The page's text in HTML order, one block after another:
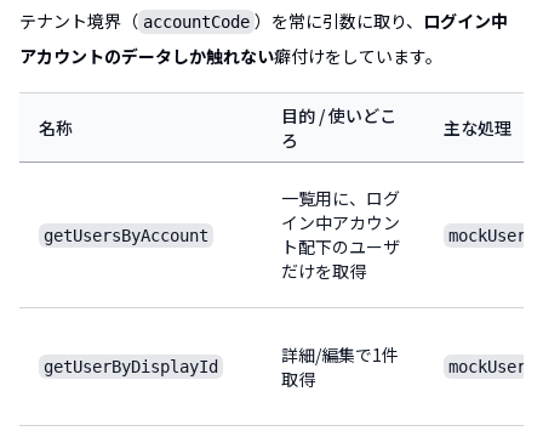
テナント境界（ accountCode ）を常に引数に取り、 ログイン中
アカウントのデータしか触れない癖付けをしています。
名称
目的 / 使いどこ
ろ
主な処理
getUsersByAccount
一覧用に、ログ
イン中アカウン
ト配下のユーザ
だけを取得
mockUsers
getUserByDisplayId
詳細/編集で1件
取得
mockUsers